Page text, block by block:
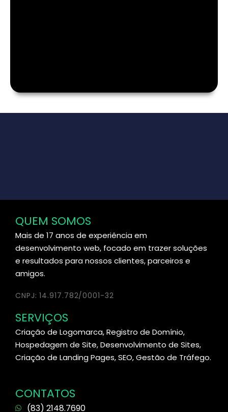
QUEM SOMOS
Mais de 17 anos de experiência em
desenvolvimento web, focado em trazer soluções
e resultados para nossos clientes, parceiros e
amigos.
CNPJ: 14.917.782/0001-32
SERVIÇOS
Criação de Logomarca, Registro de Domínio,
Hospedagem de Site, Desenvolvimento de Sites,
Criação de Landing Pages, SEO, Gestão de Tráfego.
CONTATOS
(83) 2148.7690